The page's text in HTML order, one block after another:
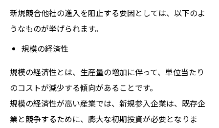
新規競合他社の進入を阻止する要因としては、以下のよ
うなものが挙げられます。
規模の経済性
規模の経済性とは、生産量の増加に伴って、単位当たり
のコストが減少する傾向があることです。
規模の経済性が高い産業では、新規参入企業は、既存企
業と競争するために、膨大な初期投資が必要となりま